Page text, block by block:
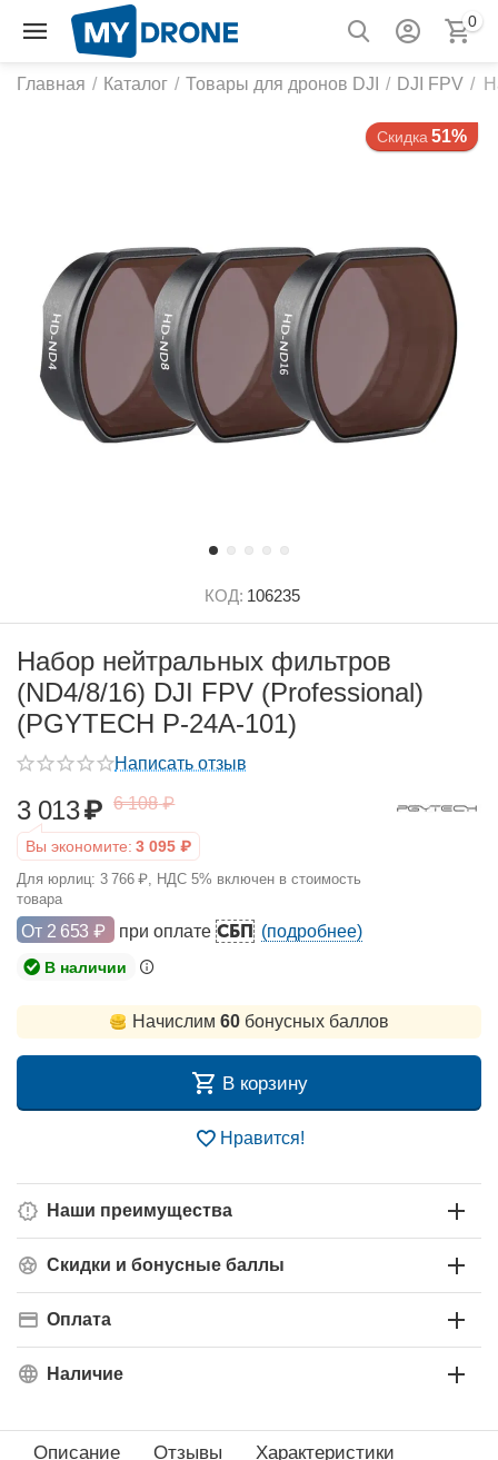
0
Главная / Каталог / Товары для дронов DJI / DJI FPV /
Скидка 51%
КОД: 106235
Набор нейтральных фильтров
(ND4/8/16) DJI FPV (Professional)
(PGYTECH P-24A-101)
Написать отзыв
3 013₽ 6 108 ₽
Вы экономите: 3 095 ₽
Для юрлиц: 3 766 ₽, НДС 5% включен в стоимость
товара
От 2 653 ₽ при оплате СБП (подробнее)
В наличии
Начислим 60бонусных баллов
В корзину
Нравится!
Наши преимущества
Скидки и бонусные баллы
Оплата
Наличие
Описание Отзывы Характеристики